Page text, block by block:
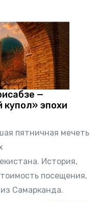
—
купол» эпохи
пятничная мечеть
История,
посещения,
Самарканда.